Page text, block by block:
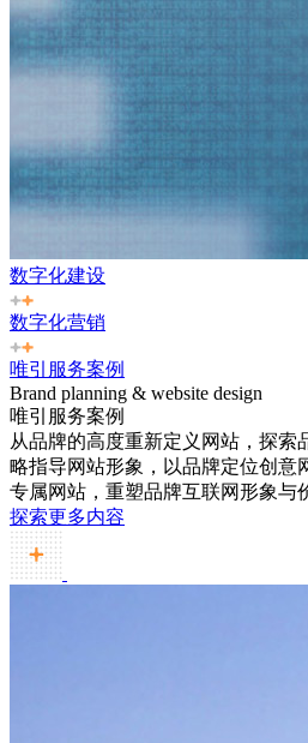
数字化建设
数字化营销
唯引服务案例
Brand planning & website design
唯引服务案例
从品牌的高度重新定义网站，探索
略指导网站形象，以品牌定位创意
专属网站，重塑品牌互联网形象与
探索更多内容